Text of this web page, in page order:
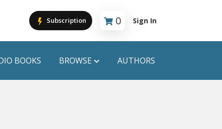
Subscription 0
Cart is empty
Sign In
BOOKS BROWSE AUTHORS